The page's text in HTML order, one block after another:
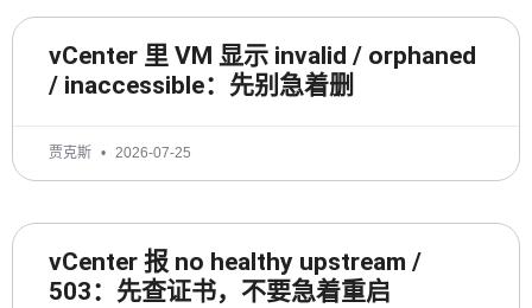
vCenter 里 VM 显示 invalid / orphaned
/ inaccessible：先别急着删
贾克斯 2026-07-25
vCenter 报 no healthy upstream /
503：先查证书，不要急着重启